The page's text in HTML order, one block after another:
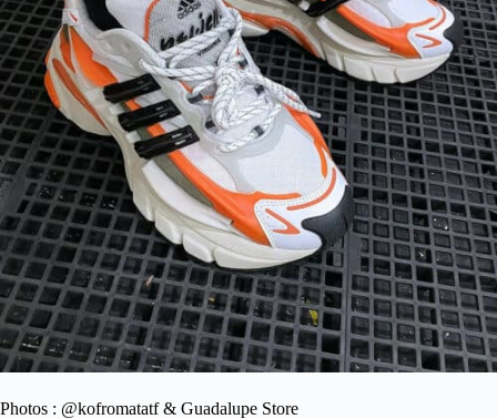
Photos : @kofromatatf & Guadalupe Store